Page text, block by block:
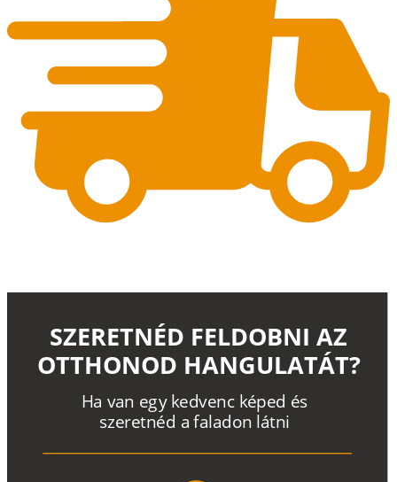
Ha van egy kedvenc képed és
szeretnéd a faladon látni
SZERETNÉD FELDOBNI AZ
OTTHONOD HANGULATÁT?